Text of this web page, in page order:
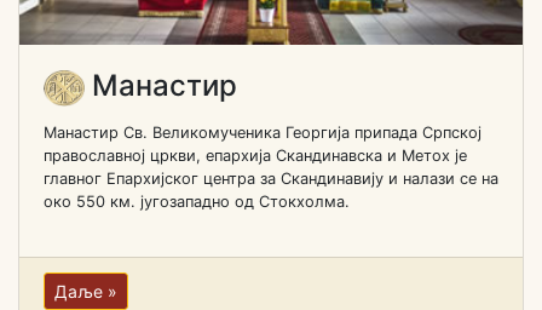
Манастир
Манастир Св. Великомученика Георгија припада Српској
православној цркви, епархија Скандинавска и Метох је
главног Епархијског центра за Скандинавију и налази се на
око 550 км. југозападно од Стокхолма.
Даље »